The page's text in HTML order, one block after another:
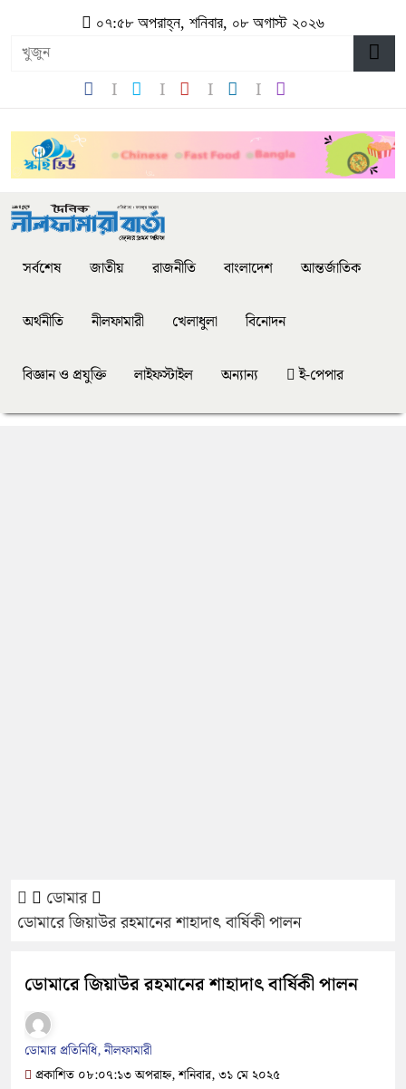
০৭:৫৮ অপরাহ্ন, শনিবার, ০৮ অগাস্ট ২০২৬
সর্বশেষ জাতীয় রাজনীতি বাংলাদেশ আন্তর্জাতিক
অর্থনীতি নীলফামারী খেলাধুলা বিনোদন
বিজ্ঞান ও প্রযুক্তি লাইফস্টাইল অন্যান্য ই-পেপার
ডোমার
ডোমারে জিয়াউর রহমানের শাহাদাৎ বার্ষিকী পালন
ডোমারে জিয়াউর রহমানের শাহাদাৎ বার্ষিকী পালন
ডোমার প্রতিনিধি, নীলফামারী
প্রকাশিত ০৮:০৭:১৩ অপরাহ্ন, শনিবার, ৩১ মে ২০২৫